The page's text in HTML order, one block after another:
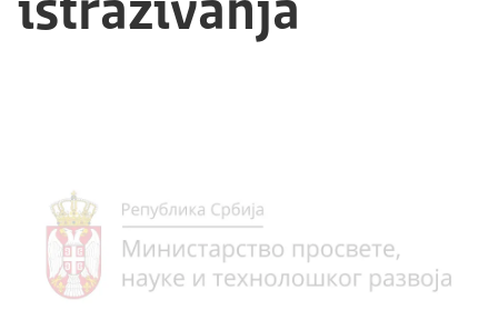
istraživanja